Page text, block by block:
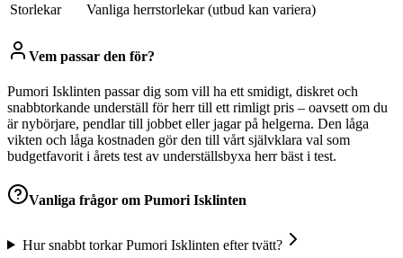
Storlekar
Vanliga herrstorlekar (utbud kan variera)
Vem passar den för?
Pumori Isklinten passar dig som vill ha ett smidigt, diskret och
snabbtorkande underställ för herr till ett rimligt pris – oavsett om du
är nybörjare, pendlar till jobbet eller jagar på helgerna. Den låga
vikten och låga kostnaden gör den till vårt självklara val som
budgetfavorit i årets test av underställsbyxa herr bäst i test.
Vanliga frågor om Pumori Isklinten
Hur snabbt torkar Pumori Isklinten efter tvätt?